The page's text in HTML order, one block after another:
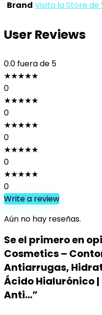
Brand Visita la Store
User Reviews
0.0 fuera de 5
★★★★★
0
★★★★★
0
★★★★★
0
★★★★★
0
★★★★★
0
Write a review
Aún no hay reseñas.
Se el primero en
Cosmetics –
Antiarrugas,
Ácido Hialurónico
Anti…”